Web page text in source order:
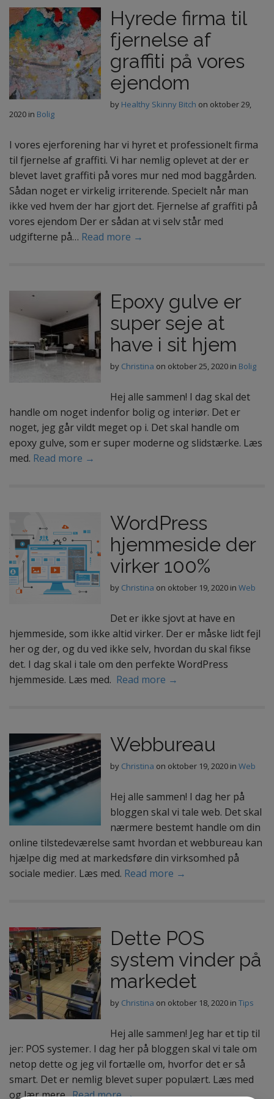
Hyrede firma til
fjernelse af
graffiti på vores
ejendom
by Healthy Skinny Bitch on oktober 29,
2020 in Bolig
I vores ejerforening har vi hyret et professionelt firma
til fjernelse af graffiti. Vi har nemlig oplevet at der er
blevet lavet graffiti på vores mur ned mod baggården.
Sådan noget er virkelig irriterende. Specielt når man
ikke ved hvem der har gjort det. Fjernelse af graffiti på
vores ejendom Der er sådan at vi selv står med
udgifterne på… Read more →
Epoxy gulve er
super seje at
have i sit hjem
by Christina on oktober 25, 2020 in Bolig
Hej alle sammen! I dag skal det
handle om noget indenfor bolig og interiør. Det er
noget, jeg går vildt meget op i. Det skal handle om
epoxy gulve, som er super moderne og slidstærke. Læs
med. Read more →
WordPress
hjemmeside der
virker 100%
by Christina on oktober 19, 2020 in Web
Det er ikke sjovt at have en
hjemmeside, som ikke altid virker. Der er måske lidt fejl
her og der, og du ved ikke selv, hvordan du skal fikse
det. I dag skal i tale om den perfekte WordPress
hjemmeside. Læs med. Read more →
Webbureau
by Christina on oktober 19, 2020 in Web
Hej alle sammen! I dag her på
bloggen skal vi tale web. Det skal
nærmere bestemt handle om din
online tilstedeværelse samt hvordan et webbureau kan
hjælpe dig med at markedsføre din virksomhed på
sociale medier. Læs med. Read more →
Dette POS
system vinder på
markedet
by Christina on oktober 18, 2020 in Tips
Hej alle sammen! Jeg har et tip til
jer: POS systemer. I dag her på bloggen skal vi tale om
netop dette og jeg vil fortælle om, hvorfor det er så
smart. Det er nemlig blevet super populært. Læs med
og lær mere.Read more →